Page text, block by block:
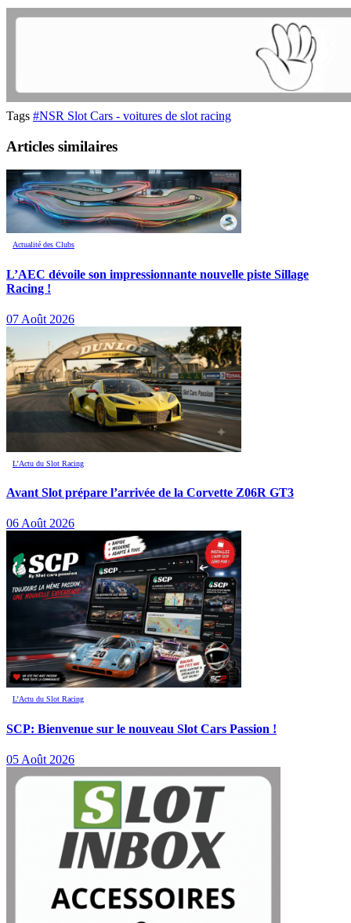
Tags #NSR Slot Cars - voitures de slot racing
Articles similaires
Actualité des Clubs
L’AEC dévoile son impressionnante nouvelle piste Sillage
Racing !
07 Août 2026
L’Actu du Slot Racing
Avant Slot prépare l’arrivée de la Corvette Z06R GT3
06 Août 2026
L’Actu du Slot Racing
SCP: Bienvenue sur le nouveau Slot Cars Passion !
05 Août 2026